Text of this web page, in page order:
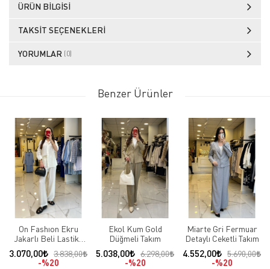
ÜRÜN BILGISI
TAKSIT SEÇENEKLERI
YORUMLAR (0)
Benzer Ürünler
On Fashıon Ekru
Jakarlı Beli Lastikli
Takım
3.070,00
3.838,00
%20
Ekol Kum Gold
Düğmeli Takım
5.038,00
6.298,00
%20
Miarte Gri Fermuar
Detaylı Ceketli Takım
4.552,00
5.690,00
%20